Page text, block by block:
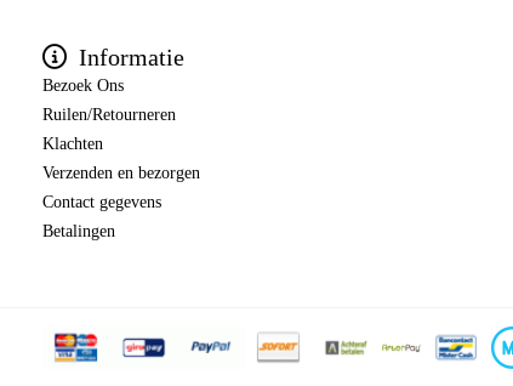
Informatie
Bezoek Ons
Ruilen/Retourneren
Klachten
Verzenden en bezorgen
Contact gegevens
Betalingen